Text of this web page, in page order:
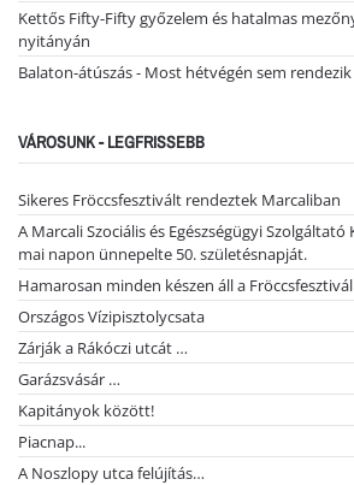
Kettős Fifty-Fifty győzelem és hatalmas
nyitányán
Balaton-átúszás - Most hétvégén sem
VÁROSUNK - LEGFRISSEBB
Sikeres Fröccsfesztivált rendeztek Marcaliban
A Marcali Szociális és Egészségügyi
mai napon ünnepelte 50. születésnapját.
Hamarosan minden készen áll a
Országos Vízipisztolycsata
Zárják a Rákóczi utcát …
Garázsvásár …
Kapitányok között!
Piacnap...
A Noszlopy utca felújítás…